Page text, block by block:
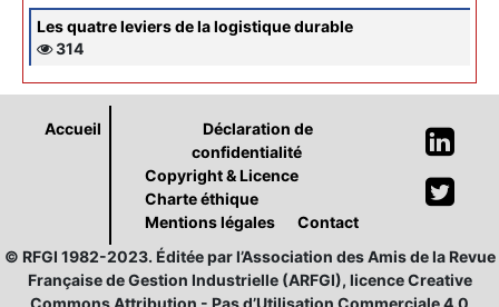
Les quatre leviers de la logistique durable
314
Accueil
Déclaration de
confidentialité
Copyright & Licence
Charte éthique
Mentions légales
Contact
© RFGI 1982-2023. Éditée par l’Association des Amis de la Revue
Française de Gestion Industrielle (ARFGI), licence Creative
Commons Attribution - Pas d’Utilisation Commerciale 4.0